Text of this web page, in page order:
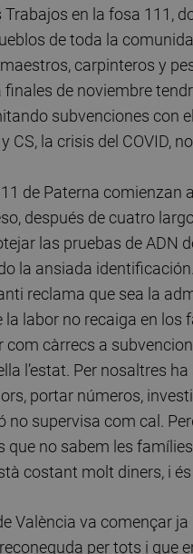
Trabajos en la fosa 111,
de toda la
carpinteros y
finales de noviembre
subvenciones con
CS, la crisis del COVID,
de Paterna comienzan
después de cuatro
las pruebas de ADN
la ansiada
reclama que sea la
la labor no recaiga en
com càrrecs a
l’estat. Per nosaltres
portar números,
no supervisa com cal.
que no sabem les
costant molt diners, i
València va començar
per tots i que